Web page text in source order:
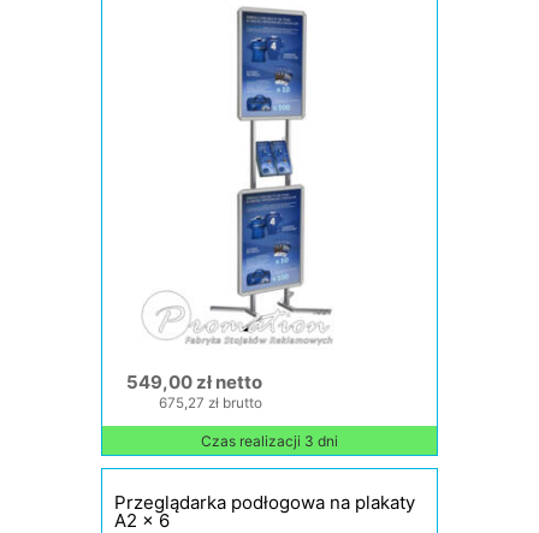
549,00 zł netto
675,27 zł brutto
Czas realizacji 3 dni
Przeglądarka podłogowa na plakaty
A2 x 6